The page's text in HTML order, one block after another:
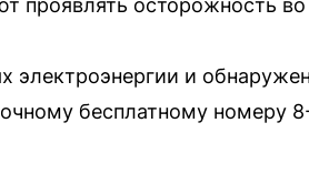
проявлять осторожность
электроэнергии и
бесплатному